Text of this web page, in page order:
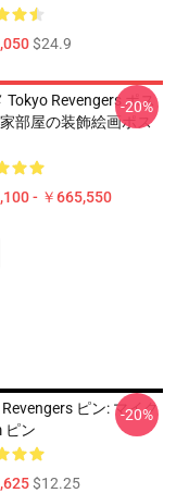
$24.9
Tokyo Revengers ポス
家部屋の装飾絵画ポス
- ￥665,550
-20%
ピン: マイク
ピン
$12.25
-20%